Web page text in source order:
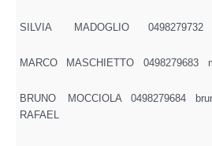
SILVIA MADOGLIO 0498279732
MARCO MASCHIETTO 0498279683
BRUNO
RAFAEL
MOCCIOLA 0498279684